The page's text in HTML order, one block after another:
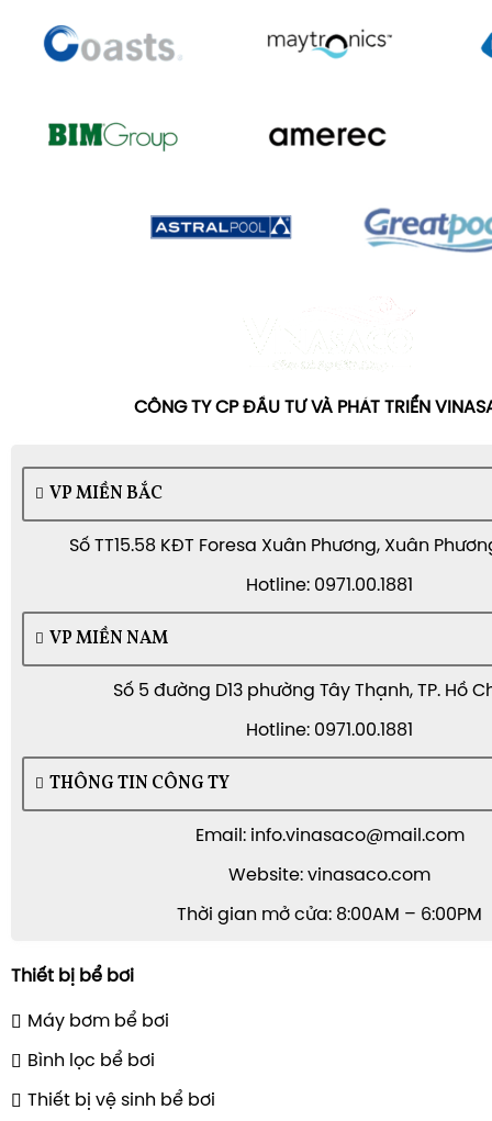
CÔNG TY CP ĐẦU TƯ VÀ PHÁT TRIỂN
VP MIỀN BẮC
Số TT15.58 KĐT Foresa Xuân Phương, Xuân
Hotline: 0971.00.1881
VP MIỀN NAM
Số 5 đường D13 phường Tây Thạnh, TP. Hồ
Hotline: 0971.00.1881
THÔNG TIN CÔNG TY
Email: info.vinasaco@mail.com
Website: vinasaco.com
Thời gian mở cửa: 8:00AM – 6:00PM
Thiết bị bể bơi
Máy bơm bể bơi
Bình lọc bể bơi
Thiết bị vệ sinh bể bơi